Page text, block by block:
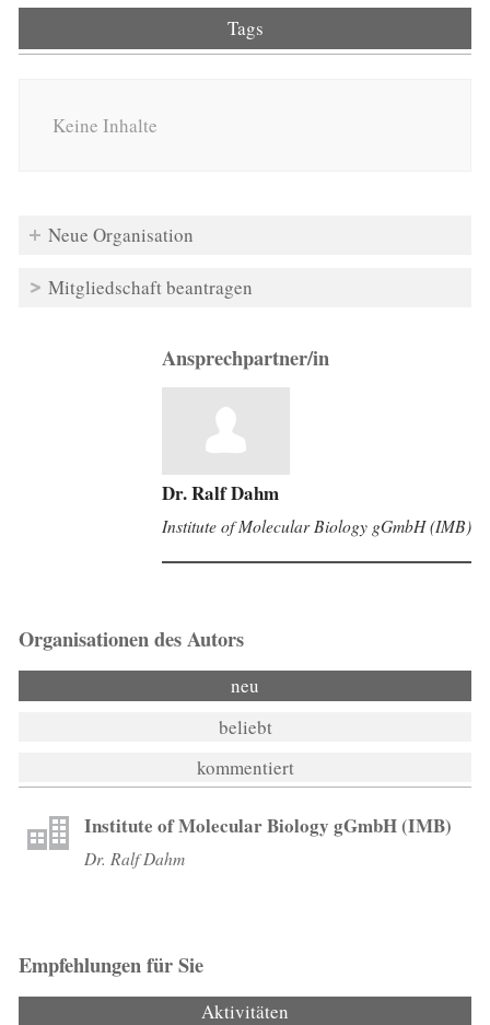
Tags
Keine Inhalte
Neue Organisation
Mitgliedschaft beantragen
Ansprechpartner/in
Dr. Ralf Dahm
Institute of Molecular Biology gGmbH (IMB)
Organisationen des Autors
neu
beliebt
kommentiert
Institute of Molecular Biology gGmbH (IMB)
Dr. Ralf Dahm
Empfehlungen für Sie
Aktivitäten